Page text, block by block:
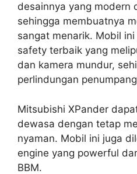
desainnya yang modern
sehingga membuatnya
sangat menarik. Mobil
safety terbaik yang
dan kamera mundur,
perlindungan
Mitsubishi XPander
dewasa dengan tetap
nyaman. Mobil ini juga
engine yang powerful
BBM.